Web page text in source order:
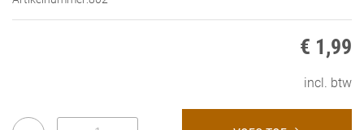
€ 1,99
incl. btw